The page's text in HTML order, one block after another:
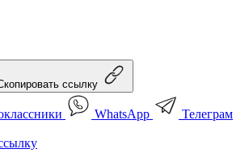
ссылку
WhatsApp Телеграм